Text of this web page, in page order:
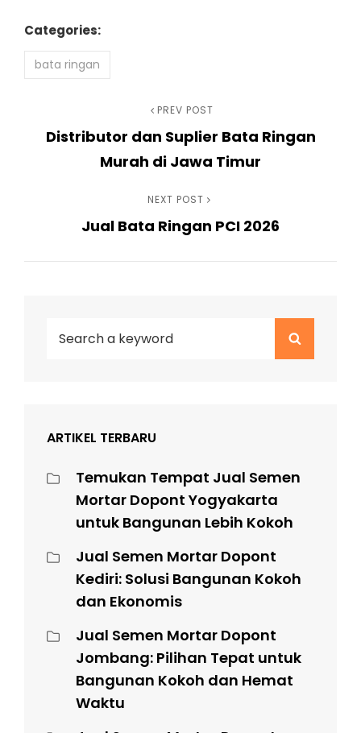
Categories:
bata ringan
pos
Post
PREV POST
Distributor dan Suplier Bata Ringan
Murah di Jawa Timur
NEXT POST
Jual Bata Ringan PCI 2026
Search
ARTIKEL TERBARU
Temukan Tempat Jual Semen
Mortar Dopont Yogyakarta
untuk Bangunan Lebih Kokoh
Jual Semen Mortar Dopont
Kediri: Solusi Bangunan Kokoh
dan Ekonomis
Jual Semen Mortar Dopont
Jombang: Pilihan Tepat untuk
Bangunan Kokoh dan Hemat
Waktu